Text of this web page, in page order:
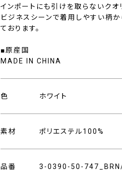
インポートにも引けを取らないクオ
ビジネスシーンで着用しやすい柄
ております。
■原産国
MADE IN CHINA
色 ホワイト
素材 ポリエステル100%
品番 3-0390-50-